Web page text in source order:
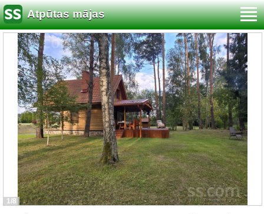
Atpūtas mājas
1/8